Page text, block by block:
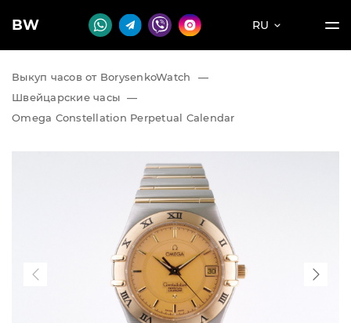
BW RU
Выкуп часов от BorysenkoWatch
—
Швейцарские часы —
Omega Constellation Perpetual Calendar